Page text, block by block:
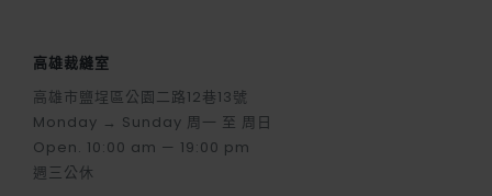
高雄裁縫室
高雄市鹽埕區公園二路12巷13號
Monday → Sunday 周一 至 周日
Open. 10:00 am — 19:00 pm
週三公休